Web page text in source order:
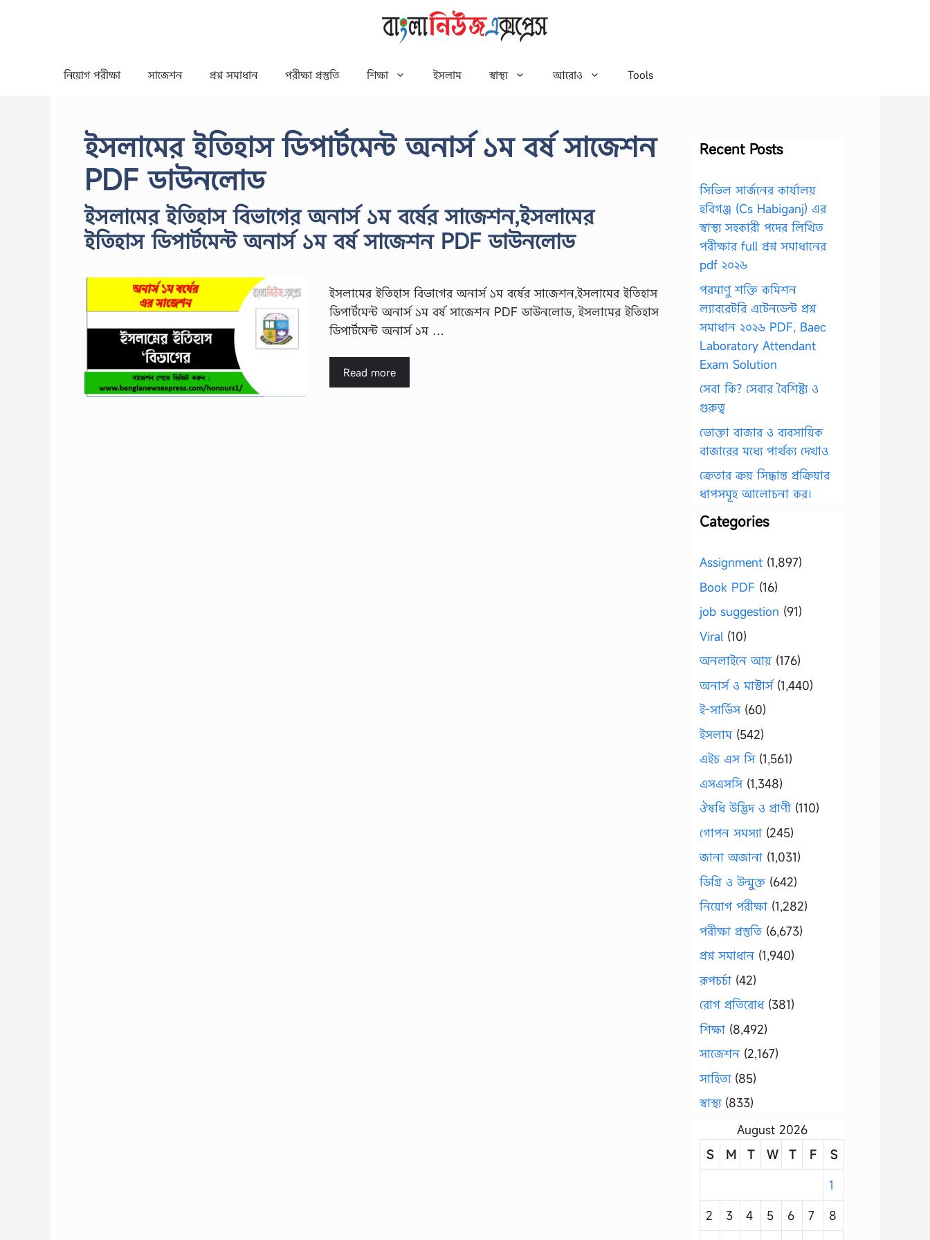
নিয়োগ পরীক্ষা সাজেশন প্রশ্ন সমাধান পরীক্ষা প্রস্তুতি শিক্ষা ইসলাম স্বাস্থ্য আরোও Tools
ইসলামের ইতিহাস ডিপার্টমেন্ট অনার্স ১ম বর্ষ সাজেশন
PDF ডাউনলোড
ইসলামের ইতিহাস বিভাগের অনার্স ১ম বর্ষের সাজেশন,ইসলামের
ইতিহাস ডিপার্টমেন্ট অনার্স ১ম বর্ষ সাজেশন PDF ডাউনলোড
ইসলামের ইতিহাস বিভাগের অনার্স ১ম বর্ষের সাজেশন,ইসলামের ইতিহাস
ডিপার্টমেন্ট অনার্স ১ম বর্ষ সাজেশন PDF ডাউনলোড, ইসলামের ইতিহাস
ডিপার্টমেন্ট অনার্স ১ম …
Read more
Recent Posts
সিভিল সার্জনের কার্যালয়
হবিগঞ্জ (Cs Habiganj) এর
স্বাস্থ্য সহকারী পদের লিখিত
পরীক্ষার full প্রশ্ন সমাধানের
pdf ২০২৬
পরমাণু শক্তি কমিশন
ল্যাবরেটরি এটেনডেন্ট প্রশ্ন
সমাধান ২০২৬ PDF, Baec
Laboratory Attendant
Exam Solution
সেবা কি? সেবার বৈশিষ্ট্য ও
গুরুত্ব
ভোক্তা বাজার ও ব্যবসায়িক
বাজারের মধ্যে পার্থক্য দেখাও
ক্রেতার ক্রয় সিদ্ধান্ত প্রক্রিয়ার
ধাপসমূহ আলোচনা কর।
Categories
Assignment (1,897)
Book PDF (16)
job suggestion (91)
Viral (10)
অনলাইনে আয় (176)
অনার্স ও মাস্টার্স(1,440)
ই-সার্ভিস(60)
ইসলাম(542)
এইচ এস সি(1,561)
এসএসসি(1,348)
ঔষধি উদ্ভিদ ও প্রাণী (110)
গোপন সমস্যা (245)
জানা অজানা (1,031)
ডিগ্রি ও উন্মুক্ত (642)
নিয়োগ পরীক্ষা (1,282)
পরীক্ষা প্রস্তুতি (6,673)
প্রশ্ন সমাধান (1,940)
রূপচর্চা (42)
রোগ প্রতিরোধ(381)
শিক্ষা (8,492)
সাজেশন (2,167)
সাহিত্য(85)
স্বাস্থ্য(833)
August 2026
S
M T W T F
S
1
2
3 4 5 6 7
8